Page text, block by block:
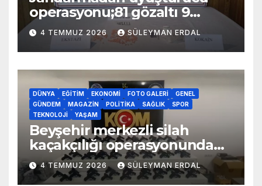
operasyonu;81 gözaltı 9
tutuklama
4 TEMMUZ 2026 SÜLEYMAN ERDAL
DÜNYA EĞITIM EKONOMI FOTO GALERI
GENEL
GÜNDEM
MAGAZIN POLITIKA SAĞLIK
SPOR
TEKNOLOJI
YAŞAM
Beyşehir merkezli silah
kaçakçılığı operasyonunda
70 adet kaçak silah yakalandı
4 TEMMUZ 2026 SÜLEYMAN ERDAL